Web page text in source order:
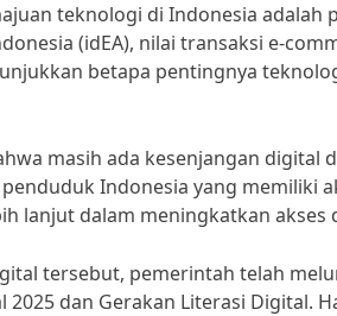
teknologi di Indonesia
(idEA), nilai transaksi e-
betapa pentingnya
masih ada kesenjangan digital
penduduk Indonesia yang memiliki
lanjut dalam meningkatkan
tersebut, pemerintah telah
dan Gerakan Literasi Digital.